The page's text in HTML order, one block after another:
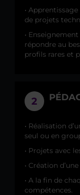
•
de projets
•
répondre au
profils rares et
2
• Réalisation
seul ou en
• Projets avec
• Création
• A la fin de
compétences.